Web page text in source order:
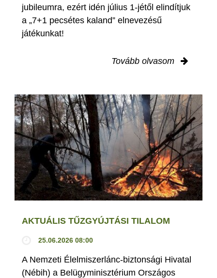
jubileumra, ezért idén július 1-jétől elindítjuk
a „7+1 pecsétes kaland” elnevezésű
játékunkat!
Tovább olvasom
AKTUÁLIS TŰZGYÚJTÁSI TILALOM
25.06.2026 08:00
A Nemzeti Élelmiszerlánc-biztonsági Hivatal
(Nébih) a Belügyminisztérium Országos